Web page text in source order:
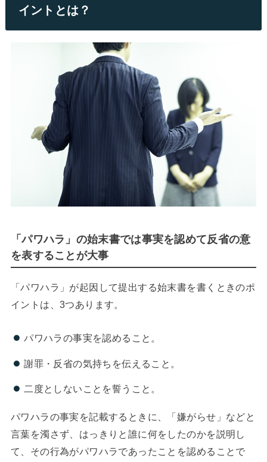
イントとは？
「パワハラ」の始末書では事実を認めて反省の意
を表することが大事
「パワハラ」が起因して提出する始末書を書くときのポ
イントは、3つあります。
パワハラの事実を認めること。
謝罪・反省の気持ちを伝えること。
二度としないことを誓うこと。
パワハラの事実を記載するときに、「嫌がらせ」などと
言葉を濁さず、はっきりと誰に何をしたのかを説明し
て、その行為がパワハラであったことを認めることで